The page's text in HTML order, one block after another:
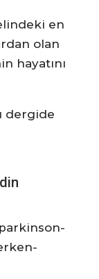
en
olan
hayatını
dergide